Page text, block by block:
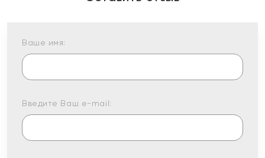
Ваше имя:
Введите Ваш e-mail: